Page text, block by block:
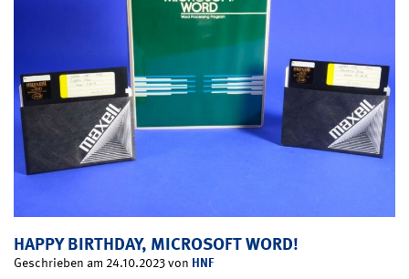
HAPPY BIRTHDAY, MICROSOFT WORD!
Geschrieben am 24.10.2023 von HNF